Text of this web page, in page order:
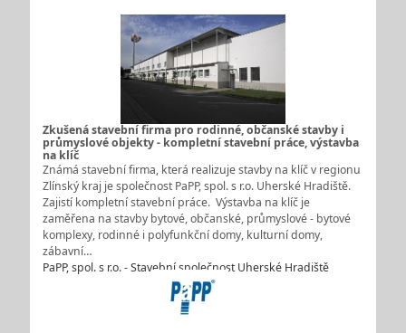
Zkušená stavební firma pro rodinné, občanské stavby i
průmyslové objekty - kompletní stavební práce, výstavba
na klíč
Známá stavební firma, která realizuje stavby na klíč v regionu
Zlínský kraj je společnost PaPP, spol. s r.o. Uherské Hradiště.
Zajistí kompletní stavební práce. Výstavba na klíč je
zaměřena na stavby bytové, občanské, průmyslové - bytové
komplexy, rodinné i polyfunkční domy, kulturní domy,
zábavní…
PaPP, spol. s r.o. - Stavební společnost Uherské Hradiště